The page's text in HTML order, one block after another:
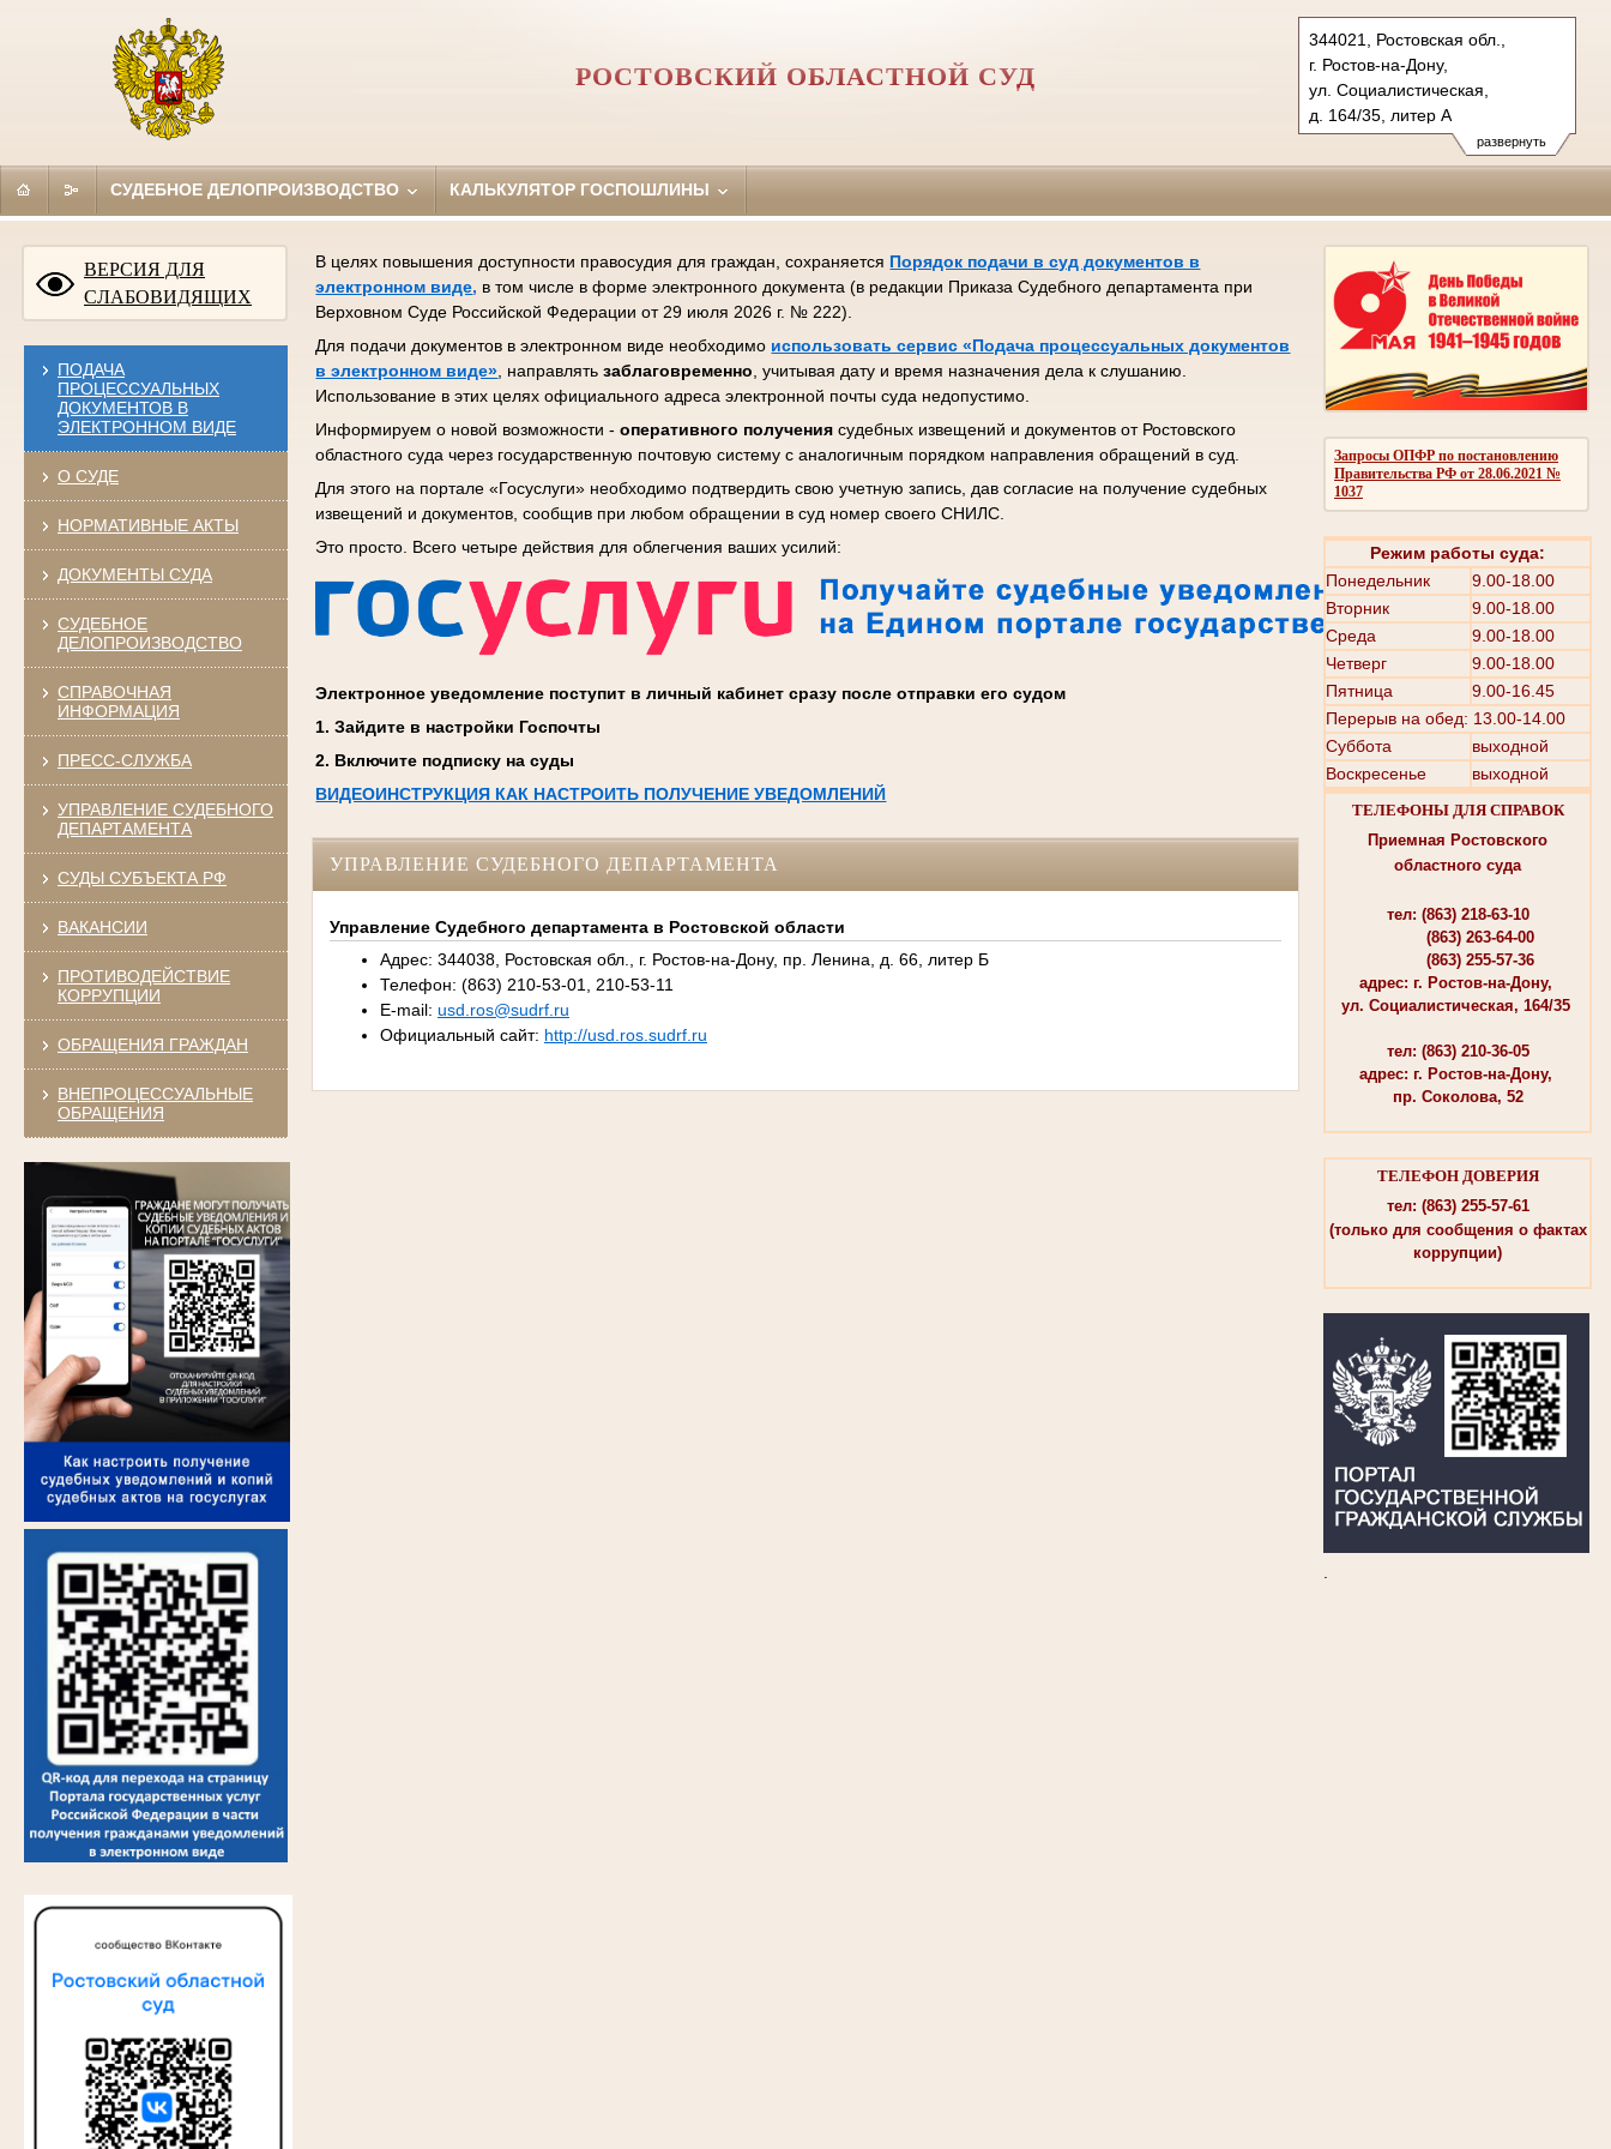
развернуть
344021, Ростовская обл.,
г. Ростов-на-Дону,
ул. Социалистическая,
д. 164/35, литер А
Тел.: (863) 218-63-10, 255-57-
36, 263-71-02 (ф.)
схема проезда
РОСТОВСКИЙ ОБЛАСТНОЙ СУД
СУДЕБНОЕ ДЕЛОПРОИЗВОДСТВО КАЛЬКУЛЯТОР ГОСПОШЛИНЫ
ВЕРСИЯ ДЛЯ
СЛАБОВИДЯЩИХ
ПОДАЧА
ПРОЦЕССУАЛЬНЫХ
ДОКУМЕНТОВ В
ЭЛЕКТРОННОМ ВИДЕ
О СУДЕ
НОРМАТИВНЫЕ АКТЫ
ДОКУМЕНТЫ СУДА
СУДЕБНОЕ
ДЕЛОПРОИЗВОДСТВО
СПРАВОЧНАЯ
ИНФОРМАЦИЯ
ПРЕСС-СЛУЖБА
УПРАВЛЕНИЕ СУДЕБНОГО
ДЕПАРТАМЕНТА
СУДЫ СУБЪЕКТА РФ
ВАКАНСИИ
ПРОТИВОДЕЙСТВИЕ
КОРРУПЦИИ
ОБРАЩЕНИЯ ГРАЖДАН
ВНЕПРОЦЕССУАЛЬНЫЕ
ОБРАЩЕНИЯ
Запросы ОПФР по постановлению
Правительства РФ от 28.06.2021 №
1037
Режим работы суда:
Понедельник
9.00-18.00
Вторник
9.00-18.00
Среда
9.00-18.00
Четверг
9.00-18.00
Пятница
9.00-16.45
Перерыв на обед: 13.00-14.00
Суббота
выходной
Воскресенье
выходной
ТЕЛЕФОНЫ ДЛЯ СПРАВОК
Приемная Ростовского
областного суда
тел: (863) 218-63-10
(863) 263-64-00
(863) 255-57-36
адрес: г. Ростов-на-Дону,
ул. Социалистическая, 164/35
тел: (863) 210-36-05
адрес: г. Ростов-на-Дону,
пр. Соколова, 52
ТЕЛЕФОН ДОВЕРИЯ
тел: (863) 255-57-61
(только для сообщения о фактах
коррупции)
В целях повышения доступности правосудия для граждан, сохраняется Порядок подачи в суд документов в
электронном виде, в том числе в форме электронного документа (в редакции Приказа Судебного департамента при
Верховном Суде Российской Федерации от 29 июля 2026 г. № 222).
Для подачи документов в электронном виде необходимо использовать сервис «Подача процессуальных документов
в электронном виде», направлятьзаблаговременно, учитывая дату и время назначения дела к слушанию.
Использование в этих целях официального адреса электронной почты суда недопустимо.
Информируем о новой возможности -оперативного получения судебных извещений и документов от Ростовского
областного суда через государственную почтовую систему с аналогичным порядком направления обращений в суд.
Для этого на портале «Госуслуги» необходимо подтвердить свою учетную запись, дав согласие на получение судебных
извещений и документов, сообщив при любом обращении в суд номер своего СНИЛС.
Это просто. Всего четыре действия для облегчения ваших усилий:
Электронное уведомление поступит в личный кабинет сразу после отправки его судом
1. Зайдите в настройки Госпочты
2. Включите подписку на суды
ВИДЕОИНСТРУКЦИЯ КАК НАСТРОИТЬ ПОЛУЧЕНИЕ УВЕДОМЛЕНИЙ
УПРАВЛЕНИЕ СУДЕБНОГО ДЕПАРТАМЕНТА
Управление Судебного департамента в Ростовской области
Адрес: 344038, Ростовская обл., г. Ростов-на-Дону, пр. Ленина, д. 66, литер Б
Телефон: (863) 210-53-01, 210-53-11
E-mail: usd.ros@sudrf.ru
Официальный сайт: http://usd.ros.sudrf.ru